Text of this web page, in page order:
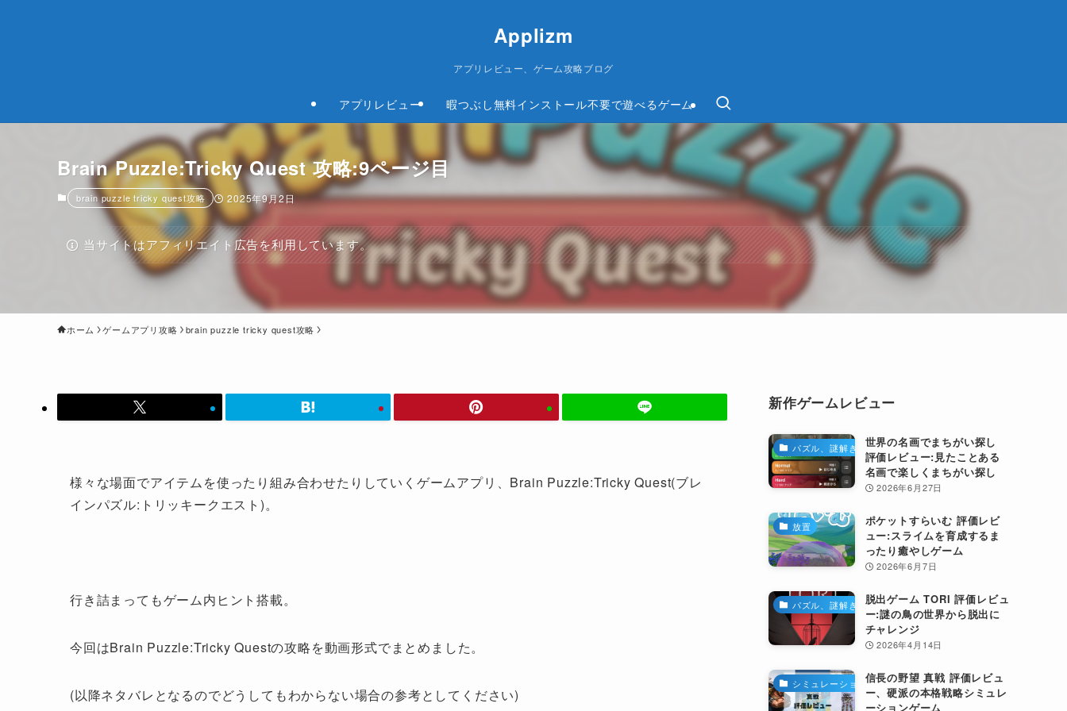
Applizm
アプリレビュー、ゲーム攻略ブログ
アプリレビュー 暇つぶし無料インストール不要で遊べるゲーム
Brain Puzzle:Tricky Quest 攻略:9ページ目
brain puzzle tricky quest攻略 2025年9月2日
当サイトはアフィリエイト広告を利用しています。
ホーム ゲームアプリ攻略 brain puzzle tricky quest攻略
様々な場面でアイテムを使ったり組み合わせたりしていくゲームアプリ、Brain Puzzle:Tricky Quest(ブレ
インパズル:トリッキークエスト)。
行き詰まってもゲーム内ヒント搭載。
今回はBrain Puzzle:Tricky Questの攻略を動画形式でまとめました。
(以降ネタバレとなるのでどうしてもわからない場合の参考としてください)
新作ゲームレビュー
パズル、謎解き
世界の名画でまちがい探し
評価レビュー:見たことある
名画で楽しくまちがい探し
2026年6月27日
放置
ポケットすらいむ 評価レビ
ュー:スライムを育成するま
ったり癒やしゲーム
2026年6月7日
パズル、謎解き
脱出ゲーム TORI 評価レビュ
ー:謎の鳥の世界から脱出に
チャレンジ
2026年4月14日
シミュレーション信長の野望 真戦 評価レビュ
ー、硬派の本格戦略シミュレ
ーションゲーム